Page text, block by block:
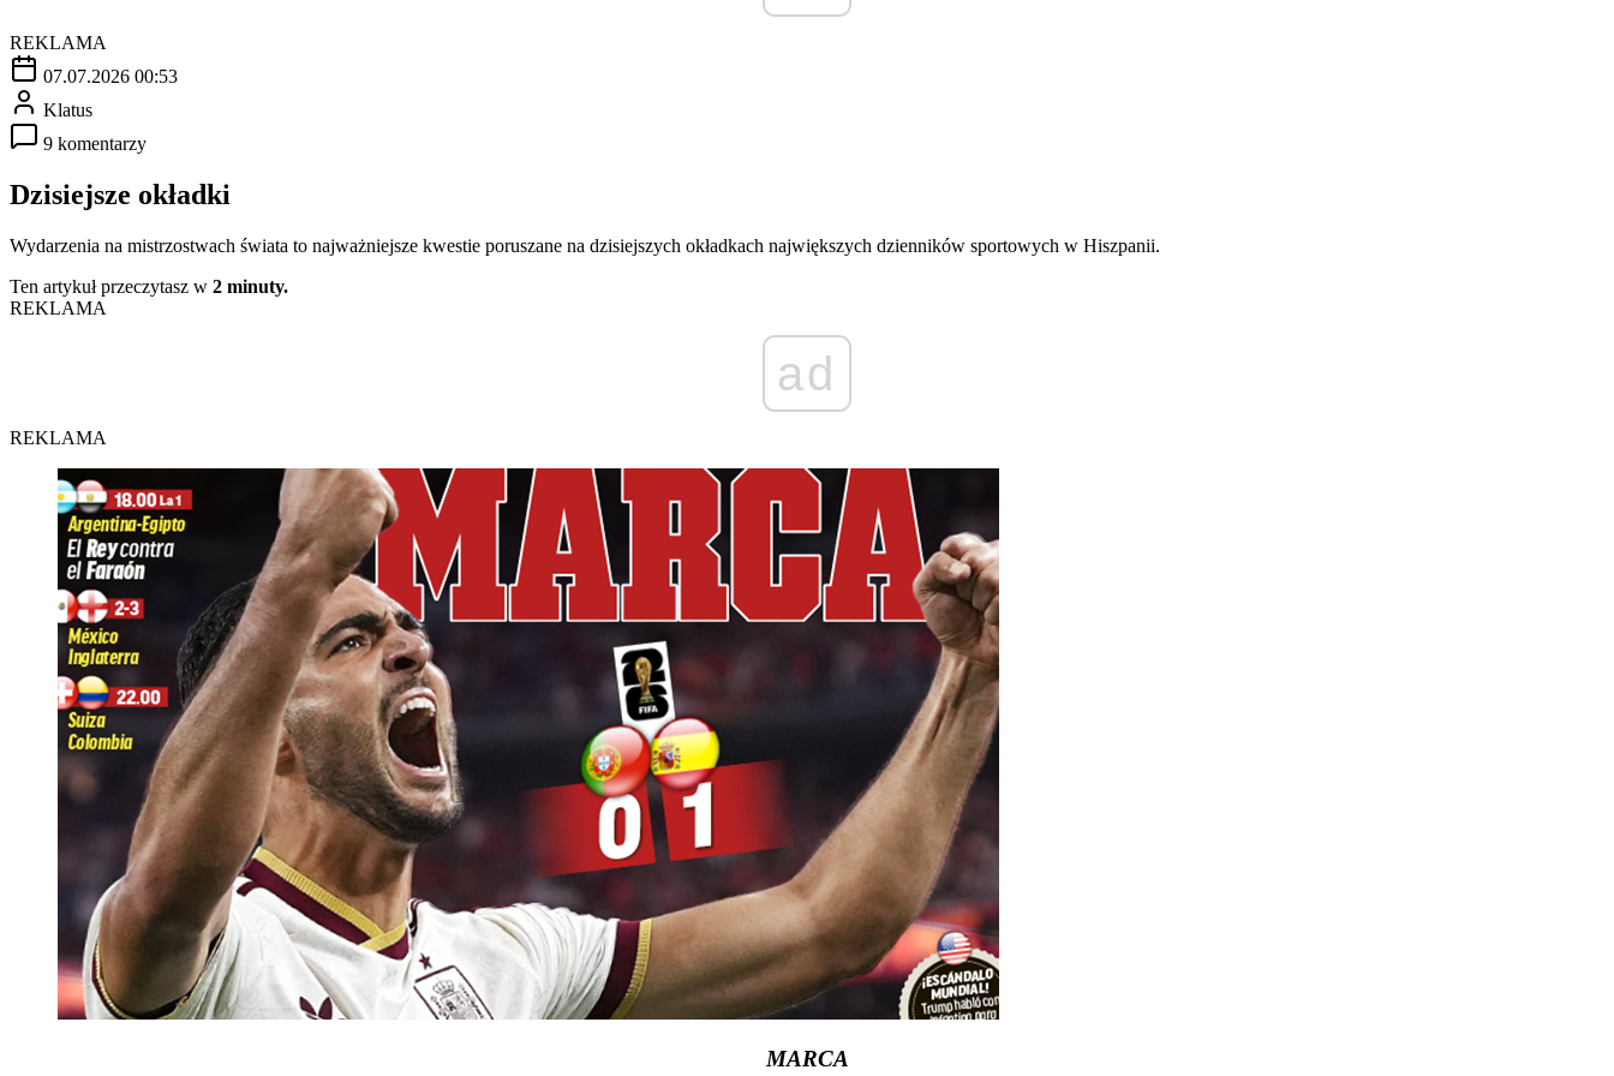
REKLAMA
07.07.2026 00:53
Klatus
9 komentarzy
Dzisiejsze okładki
Wydarzenia na mistrzostwach świata to najważniejsze kwestie poruszane na dzisiejszych okładkach największych dzienników sportowych w Hiszpanii.
Ten artykuł przeczytasz w 2 minuty.
REKLAMA
ad
REKLAMA
MARCA